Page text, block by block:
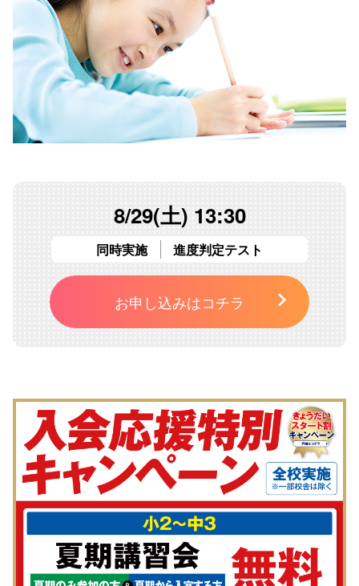
8/29(土) 13:30
同時実施 進度判定テスト
お申し込みはコチラ